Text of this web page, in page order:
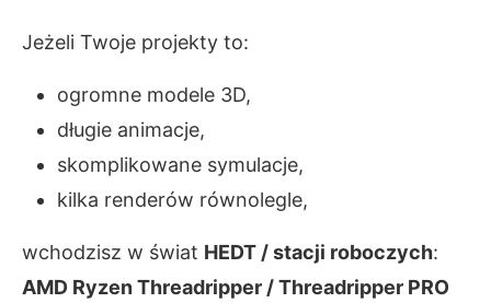
Jeżeli Twoje projekty to:
ogromne modele 3D,
długie animacje,
skomplikowane symulacje,
kilka renderów równolegle,
wchodzisz w świat HEDT / stacji roboczych:
AMD Ryzen Threadripper / Threadripper PRO